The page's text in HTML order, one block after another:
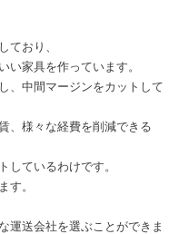
ており、
い家具を作っています。
、中間マージンをカットして
、様々な経費を削減できる
しているわけです。
す。
運送会社を選ぶことができま